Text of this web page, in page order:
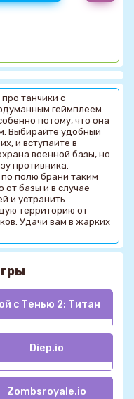
танчики с
геймплеем.
потому, что она
Выбирайте удобный
и вступайте в
военной базы, но
противника.
полю брани таким
от базы и в случае
и устранить
территорию от
Удачи вам в жарких
с Тенью 2: Титан
Diep.io
Zombsroyale.io